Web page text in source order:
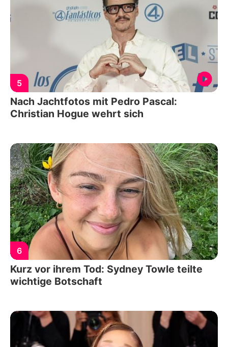
5
Nach Jachtfotos mit Pedro Pascal:
Christian Hogue wehrt sich
6
Kurz vor ihrem Tod: Sydney Towle teilte
wichtige Botschaft